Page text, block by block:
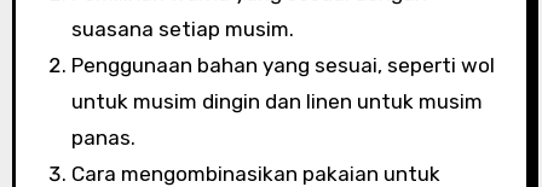
suasana setiap musim.
Penggunaan bahan yang sesuai, seperti wol
untuk musim dingin dan linen untuk musim
panas.
Cara mengombinasikan pakaian untuk